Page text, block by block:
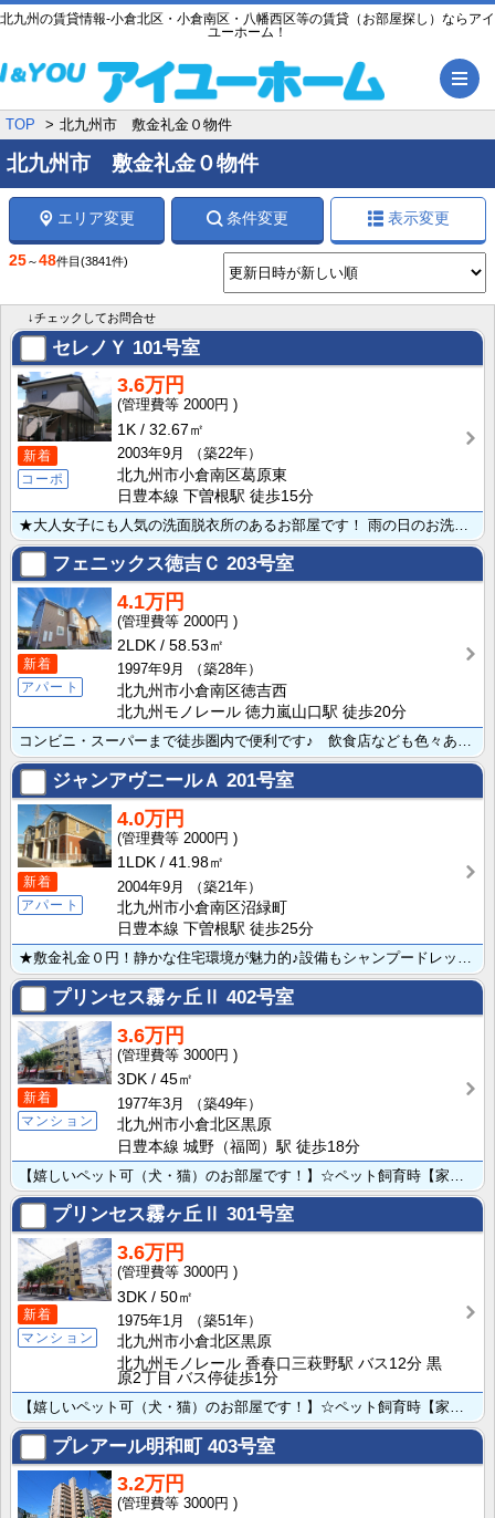
北九州の賃貸情報-小倉北区・小倉南区・八幡西区等の賃貸（お部屋探し）ならアイ
ユーホーム！
TOP 北九州市 敷金礼金０物件
北九州市 敷金礼金０物件
エリア変更 条件変更 表示変更
25～48件目 (3841件)
↓チェックしてお問合せ
セレノＹ 101号室
新着
コーポ
3.6万円
2000円
1K
32.67㎡
2003年9月
（築22年）
北九州市小倉南区葛原東
日豊本線 下曽根駅 徒歩15分
★大人女子にも人気の洗面脱衣所のあるお部屋です！ 雨の日のお洗濯も安心の浴室乾燥機付き♪ ガスコンロ･･･
フェニックス徳吉Ｃ 203号室
新着
アパート
4.1万円
2000円
2LDK
58.53㎡
1997年9月
（築28年）
北九州市小倉南区徳吉西
北九州モノレール 徳力嵐山口駅 徒歩20分
コンビニ・スーパーまで徒歩圏内で便利です♪ 飲食店なども色々あり、住みやすい環境です！ かわいい外観･･･
ジャンアヴニールＡ 201号室
新着
アパート
4.0万円
2000円
1LDK
41.98㎡
2004年9月
（築21年）
北九州市小倉南区沼緑町
日豊本線 下曽根駅 徒歩25分
★敷金礼金０円！静かな住宅環境が魅力的♪設備もシャンプードレッサーや照明、浴室乾燥機付きなどなど充実･･･
プリンセス霧ヶ丘Ⅱ 402号室
新着
マンション
3.6万円
3000円
3DK
45㎡
1977年3月
（築49年）
北九州市小倉北区黒原
日豊本線 城野（福岡）駅 徒歩18分
プリンセス霧ヶ丘Ⅱ 301号室
新着
マンション
3.6万円
3000円
3DK
50㎡
1975年1月
（築51年）
北九州市小倉北区黒原
北九州モノレール 香春口三萩野駅 バス12分 黒
原2丁目 バス停徒歩1分
プレアール明和町403号室
3.2万円
3000円